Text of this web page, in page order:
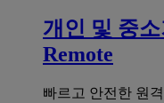
개인 및 중소
Remote
빠르고 안전한 원